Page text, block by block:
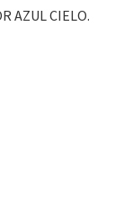
AZUL CIELO.